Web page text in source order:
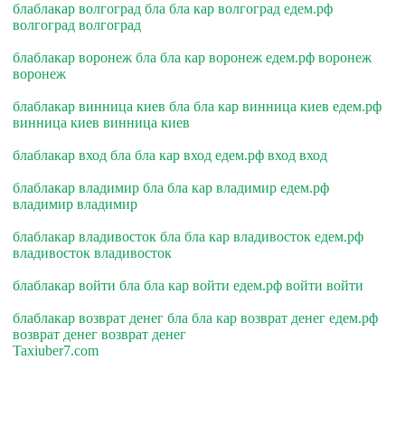
блаблакар волгоград бла бла кар волгоград едем.рф
волгоград волгоград
блаблакар воронеж бла бла кар воронеж едем.рф воронеж
воронеж
блаблакар винница киев бла бла кар винница киев едем.рф
винница киев винница киев
блаблакар вход бла бла кар вход едем.рф вход вход
блаблакар владимир бла бла кар владимир едем.рф
владимир владимир
блаблакар владивосток бла бла кар владивосток едем.рф
владивосток владивосток
блаблакар войти бла бла кар войти едем.рф войти войти
блаблакар возврат денег бла бла кар возврат денег едем.рф
возврат денег возврат денег
Taxiuber7.com